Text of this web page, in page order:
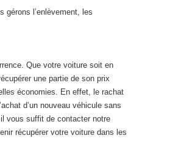
gérons l’enlèvement, les
Que votre voiture soit en
une partie de son prix
économies. En effet, le rachat
d’un nouveau véhicule sans
vous suffit de contacter notre
récupérer votre voiture dans les